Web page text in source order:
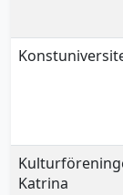
Katrina